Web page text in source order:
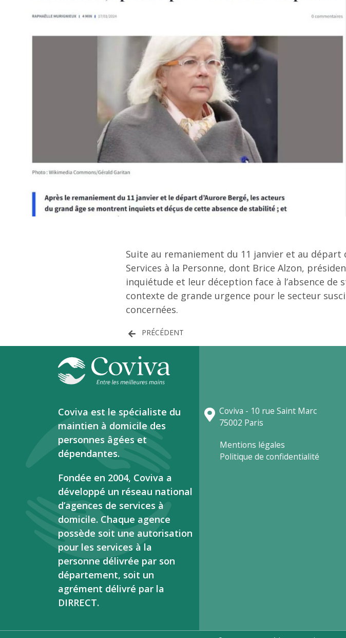
Suite au remaniement du 11 janvier et au départ
Services à la Personne, dont Brice Alzon,
inquiétude et leur déception face à l’absence
contexte de grande urgence pour le secteur
concernées.
PRÉCÉDENT
Coviva est le spécialiste du
maintien à domicile des
personnes âgées et
dépendantes.
Fondée en 2004, Coviva a
développé un réseau national
d’agences de services à
domicile. Chaque agence
possède soit une autorisation
pour les services à la
personne délivrée par son
département, soit un
agrément délivré par la
DIRRECT.
Coviva - 10 rue Saint Marc
75002 Paris
Mentions légales
Politique de confidentialité